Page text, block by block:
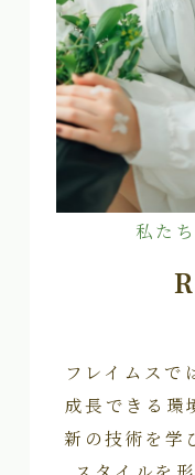
私た
フレイムスで
成長できる環
新の技術を学